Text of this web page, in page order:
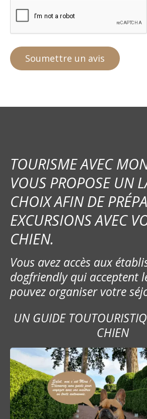
TOURISME AVEC
VOUS PROPOSE UN
CHOIX AFIN DE
EXCURSIONS AVEC
CHIEN.
Vous avez accès aux
dogfriendly qui acceptent
pouvez organiser votre
UN GUIDE
CHIEN